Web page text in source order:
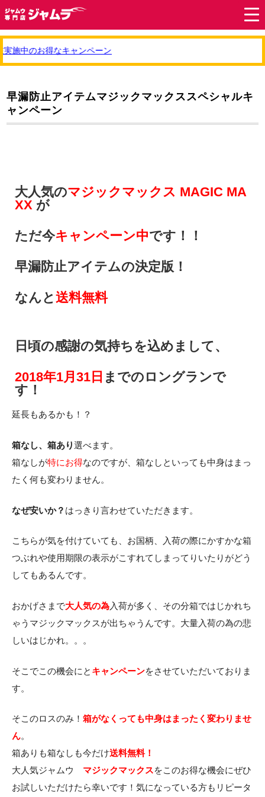
施中のお得なキャンペーン
早漏防止アイテムマジックマックススペシャルキ
ャンペーン
大人気のマジックマックス MAGIC MA
XX が
ただ今キャンペーン中です！！
早漏防止アイテムの決定版！
なんと送料無料
日頃の感謝の気持ちを込めまして、
2018年1月31日 までのロングランで
す！
延長もあるかも！？
箱なし、箱あり選べます。
箱なしが特にお得なのですが、箱なしといっても中身はまっ
たく何も変わりません。
なぜ安いか？ はっきり言わせていただきます。
こちらが気を付けていても、お国柄、入荷の際にかすかな箱
つぶれや使用期限の表示がこすれてしまってりいたりがどう
してもあるんです。
おかげさまで大人気の為入荷が多く、その分箱ではじかれち
ゃうマジックマックスが出ちゃうんです。大量入荷の為の悲
しいはじかれ。。。
そこでこの機会にと キャンペーンをさせていただいておりま
す。
そこのロスのみ！ 箱がなくっても中身はまったく変わりませ
ん。
箱ありも箱なしも今だけ送料無料！
大人気ジャムウ マジックマックスをこのお得な機会にぜひ
お試しいただけたら幸いです！気になっている方もリピータ